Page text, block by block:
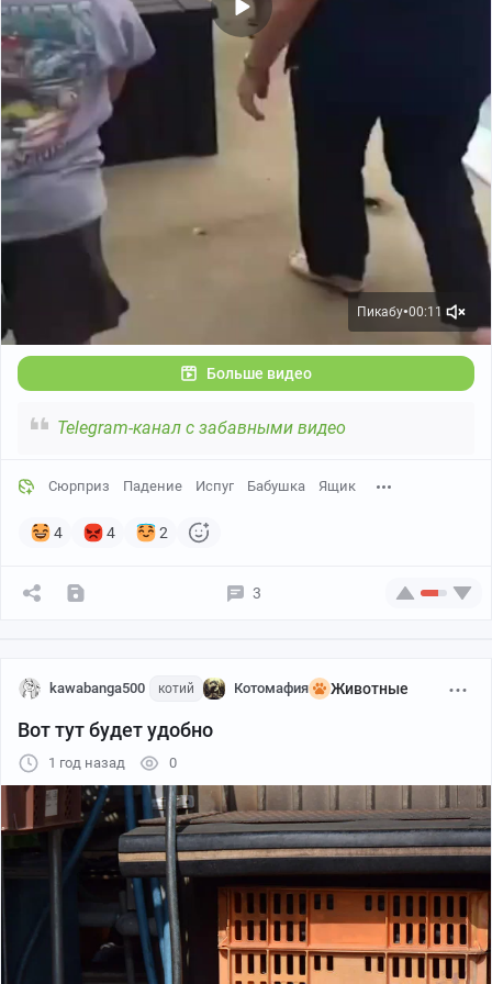
Пикабу●00:11
Больше видео
Telegram-канал с забавными видео
Сюрприз Падение Испуг Бабушка Ящик
4 4 2
3
kawabanga500 котий Котомафия Животные
Вот тут будет удобно
1 год назад 0